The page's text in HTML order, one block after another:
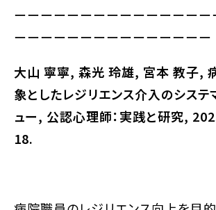
ーーーーーーーーーーーーーーー
ーーーーーーーーーーーーーーー
大山 寧寧, 森光 玲雄, 宮本 教子,
象としたレジリエンス介入のシステ
ュー, 公認心理師：実践と研究,
18.